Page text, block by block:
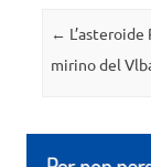
Navigazione
← L’asteroide
mirino del